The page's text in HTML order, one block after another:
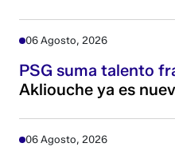
06 Agosto, 2026
PSG suma talento
Akliouche ya es
06 Agosto, 2026